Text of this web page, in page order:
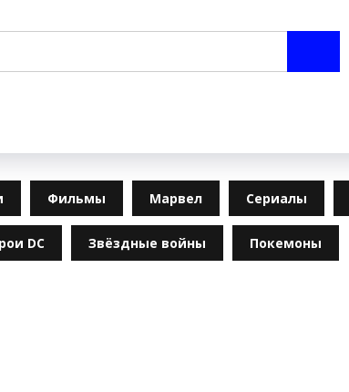
Фильмы Марвел Сериалы
DC Звёздные войны Покемоны